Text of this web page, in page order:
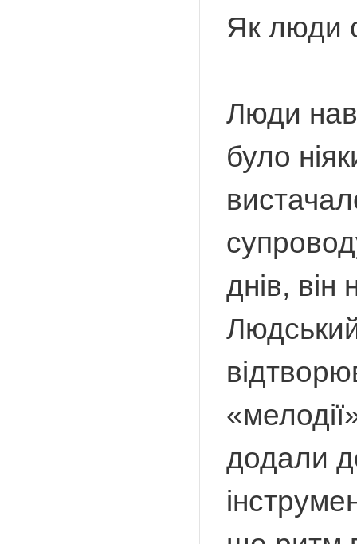
Як люди
Люди
було
днів, він
додали